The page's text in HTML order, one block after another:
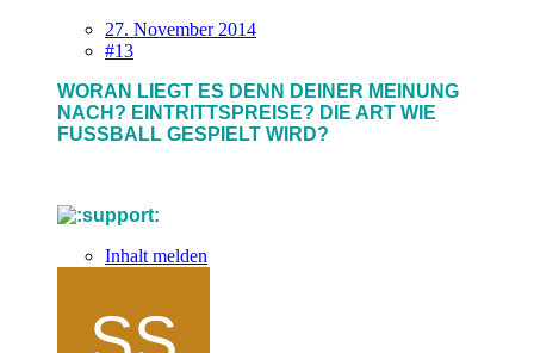
27. November 2014
#13
WORAN LIEGT ES DENN DEINER MEINUNG
NACH? EINTRITTSPREISE? DIE ART WIE
FUSSBALL GESPIELT WIRD?
Inhalt melden